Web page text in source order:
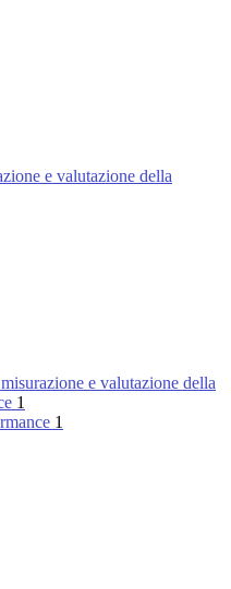
e valutazione della
e valutazione della
1
1